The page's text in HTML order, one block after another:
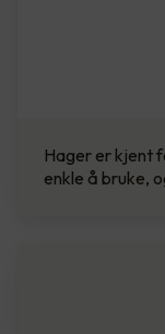
Hager er kjent
enkle å bruke,